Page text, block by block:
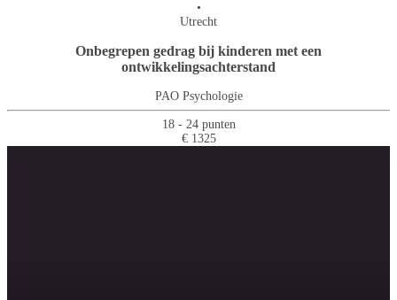
•
Utrecht
Onbegrepen gedrag bij kinderen met een
ontwikkelingsachterstand
PAO Psychologie
18 - 24 punten
€ 1325